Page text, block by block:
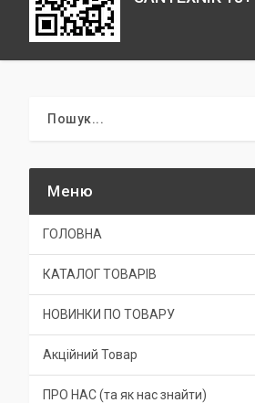
ГОЛОВНА
КАТАЛОГ ТОВАРІВ
НОВИНКИ ПО ТОВАРУ
Акційний Товар
ПРО НАС (та як нас знайти)